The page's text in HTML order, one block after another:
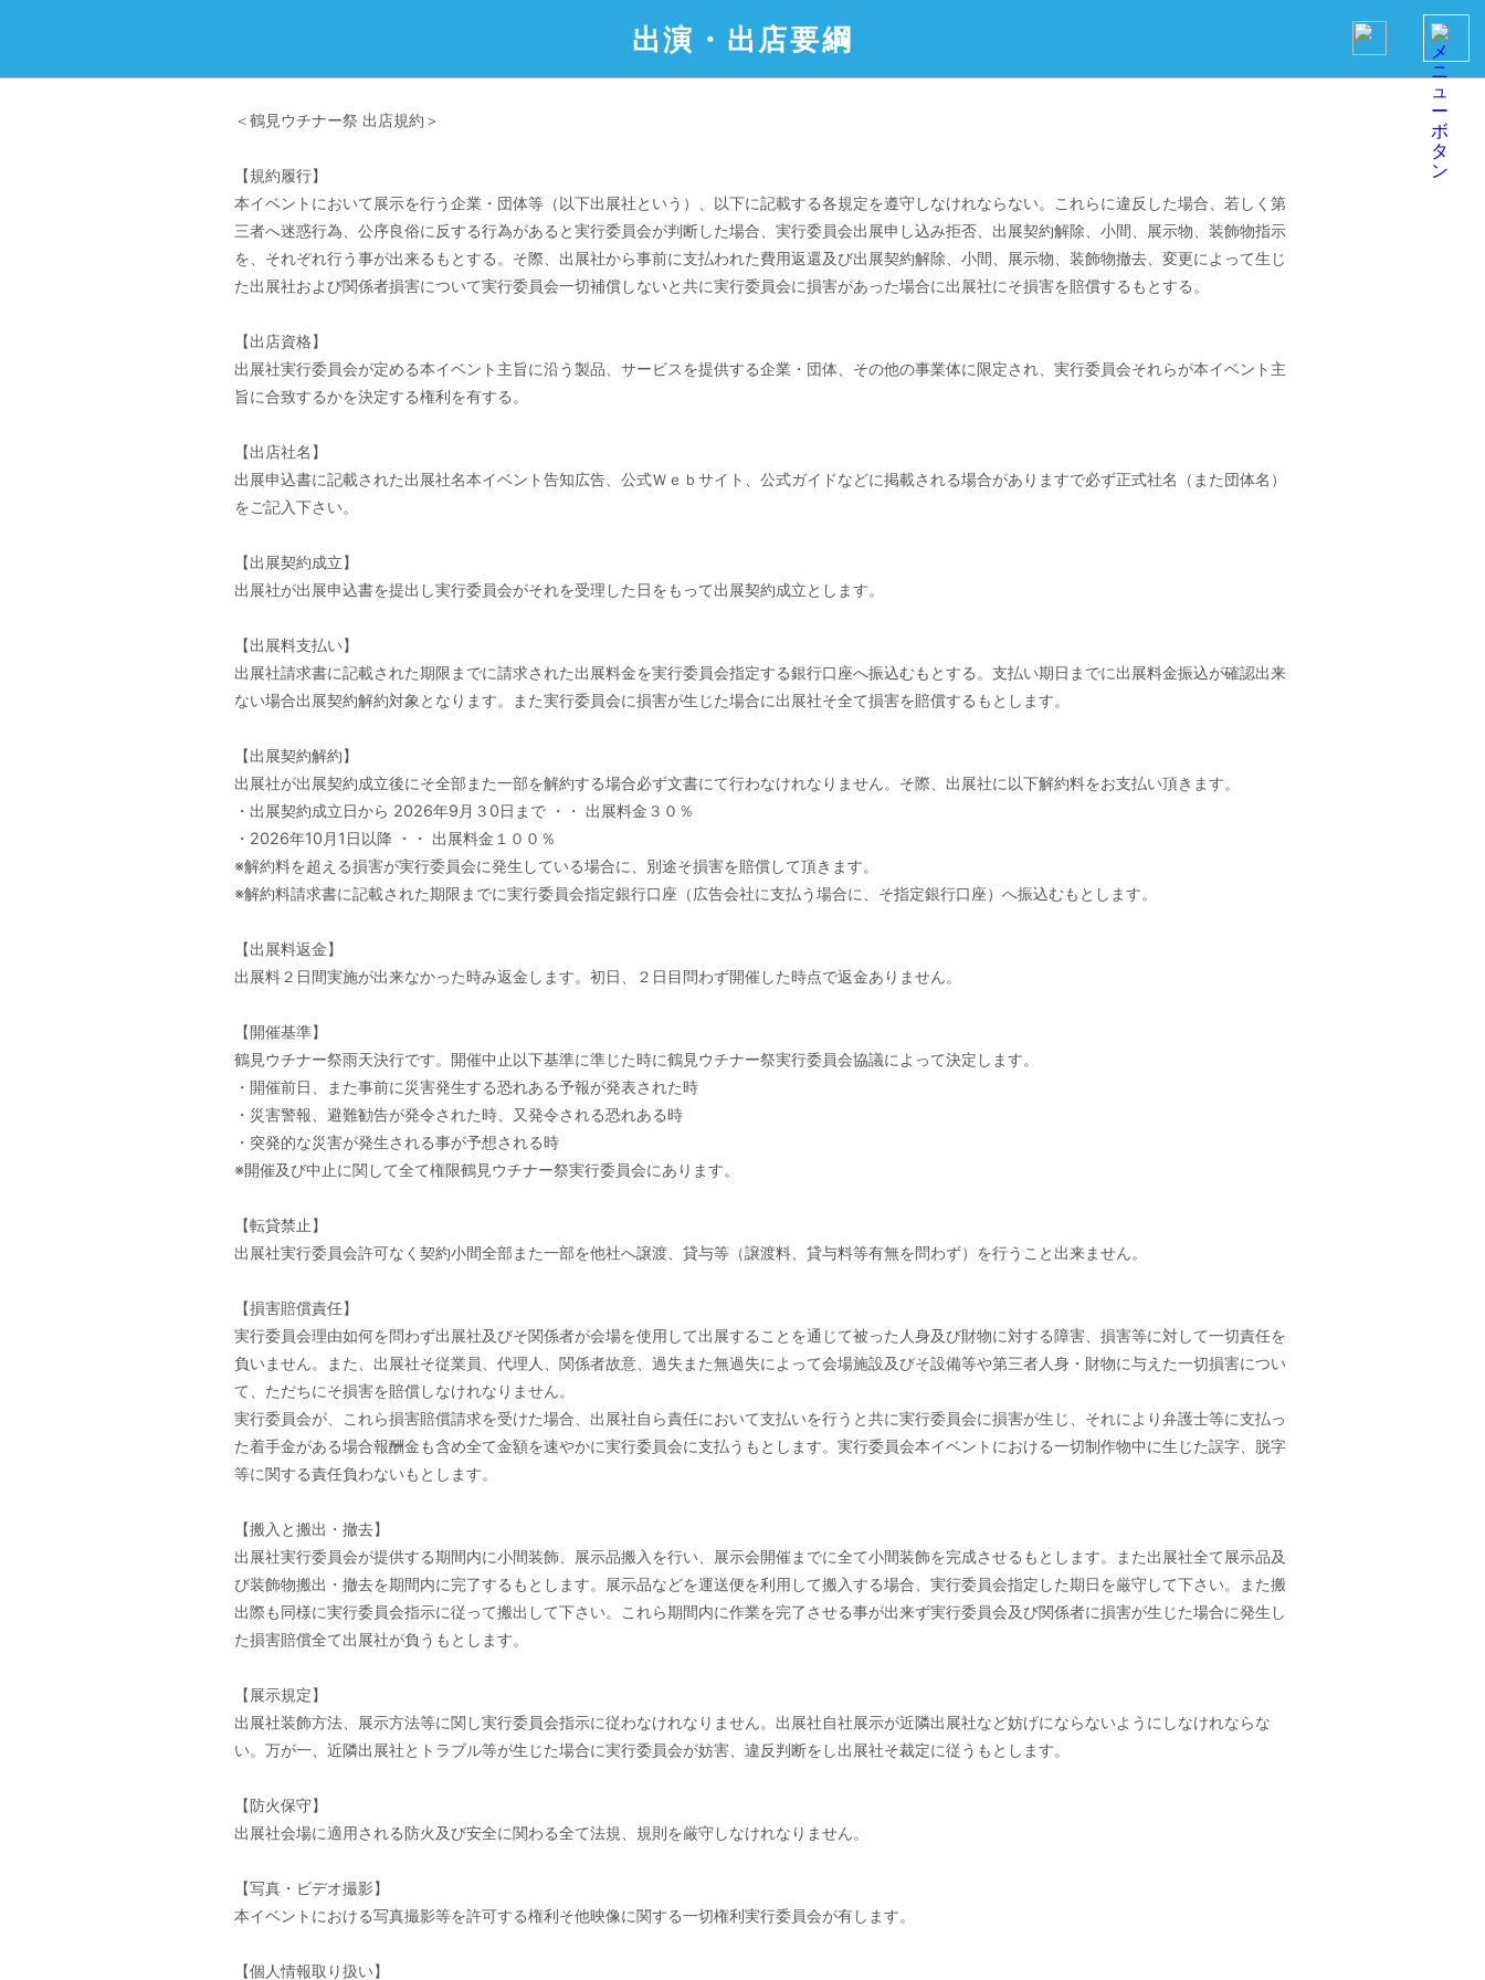
出演・出店要綱
＜鶴見ウチナー祭 出店規約＞
【規約履行】
本イベントにおいて展示を行う企業・団体等（以下出展社という）、以下に記載する各規定を遵守しなけれならない。これらに違反した場合、若しく第
三者へ迷惑行為、公序良俗に反する行為があると実行委員会が判断した場合、実行委員会出展申し込み拒否、出展契約解除、小間、展示物、装飾物指示
を、それぞれ行う事が出来るもとする。そ際、出展社から事前に支払われた費用返還及び出展契約解除、小間、展示物、装飾物撤去、変更によって生じ
た出展社および関係者損害について実行委員会一切補償しないと共に実行委員会に損害があった場合に出展社にそ損害を賠償するもとする。
【出店資格】
出展社実行委員会が定める本イベント主旨に沿う製品、サービスを提供する企業・団体、その他の事業体に限定され、実行委員会それらが本イベント主
旨に合致するかを決定する権利を有する。
【出店社名】
出展申込書に記載された出展社名本イベント告知広告、公式Ｗｅｂサイト、公式ガイドなどに掲載される場合がありますで必ず正式社名（また団体名）
をご記入下さい。
【出展契約成立】
出展社が出展申込書を提出し実行委員会がそれを受理した日をもって出展契約成立とします。
【出展料支払い】
出展社請求書に記載された期限までに請求された出展料金を実行委員会指定する銀行口座へ振込むもとする。支払い期日までに出展料金振込が確認出来
ない場合出展契約解約対象となります。また実行委員会に損害が生じた場合に出展社そ全て損害を賠償するもとします。
【出展契約解約】
出展社が出展契約成立後にそ全部また一部を解約する場合必ず文書にて行わなけれなりません。そ際、出展社に以下解約料をお支払い頂きます。
・出展契約成立日から 2026年9月３0日まで ・・ 出展料金３０％
・2026年10月1日以降 ・・ 出展料金１００％
※解約料を超える損害が実行委員会に発生している場合に、別途そ損害を賠償して頂きます。
※解約料請求書に記載された期限までに実行委員会指定銀行口座（広告会社に支払う場合に、そ指定銀行口座）へ振込むもとします。
【出展料返金】
出展料２日間実施が出来なかった時み返金します。初日、２日目問わず開催した時点で返金ありません。
【開催基準】
鶴見ウチナー祭雨天決行です。開催中止以下基準に準じた時に鶴見ウチナー祭実行委員会協議によって決定します。
・開催前日、また事前に災害発生する恐れある予報が発表された時
・災害警報、避難勧告が発令された時、又発令される恐れある時
・突発的な災害が発生される事が予想される時
※開催及び中止に関して全て権限鶴見ウチナー祭実行委員会にあります。
【転貸禁止】
出展社実行委員会許可なく契約小間全部また一部を他社へ譲渡、貸与等（譲渡料、貸与料等有無を問わず）を行うこと出来ません。
【損害賠償責任】
実行委員会理由如何を問わず出展社及びそ関係者が会場を使用して出展することを通じて被った人身及び財物に対する障害、損害等に対して一切責任を
負いません。また、出展社そ従業員、代理人、関係者故意、過失また無過失によって会場施設及びそ設備等や第三者人身・財物に与えた一切損害につい
て、ただちにそ損害を賠償しなけれなりません。
実行委員会が、これら損害賠償請求を受けた場合、出展社自ら責任において支払いを行うと共に実行委員会に損害が生じ、それにより弁護士等に支払っ
た着手金がある場合報酬金も含め全て金額を速やかに実行委員会に支払うもとします。実行委員会本イベントにおける一切制作物中に生じた誤字、脱字
等に関する責任負わないもとします。
【搬入と搬出・撤去】
出展社実行委員会が提供する期間内に小間装飾、展示品搬入を行い、展示会開催までに全て小間装飾を完成させるもとします。また出展社全て展示品及
び装飾物搬出・撤去を期間内に完了するもとします。展示品などを運送便を利用して搬入する場合、実行委員会指定した期日を厳守して下さい。また搬
出際も同様に実行委員会指示に従って搬出して下さい。これら期間内に作業を完了させる事が出来ず実行委員会及び関係者に損害が生じた場合に発生し
た損害賠償全て出展社が負うもとします。
【展示規定】
出展社装飾方法、展示方法等に関し実行委員会指示に従わなけれなりません。出展社自社展示が近隣出展社など妨げにならないようにしなけれならな
い。万が一、近隣出展社とトラブル等が生じた場合に実行委員会が妨害、違反判断をし出展社そ裁定に従うもとします。
【防火保守】
出展社会場に適用される防火及び安全に関わる全て法規、規則を厳守しなけれなりません。
【写真・ビデオ撮影】
本イベントにおける写真撮影等を許可する権利そ他映像に関する一切権利実行委員会が有します。
【個人情報取り扱い】